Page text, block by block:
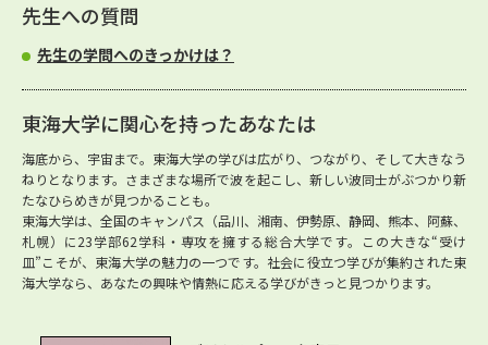
先生への質問
先生の学問へのきっかけは？
東海大学に関心を持ったあなたは
海底から、宇宙まで。東海大学の学びは広がり、つながり、そして大きなう
ねりとなります。さまざまな場所で波を起こし、新しい波同士がぶつかり新
たなひらめきが見つかることも。
東海大学は、全国のキャンパス（品川、湘南、伊勢原、静岡、熊本、阿蘇、
札幌）に23学部62学科・専攻を擁する総合大学です。この大きな“受け
皿”こそが、東海大学の魅力の一つです。社会に役立つ学びが集約された東
海大学なら、あなたの興味や情熱に応える学びがきっと見つかります。